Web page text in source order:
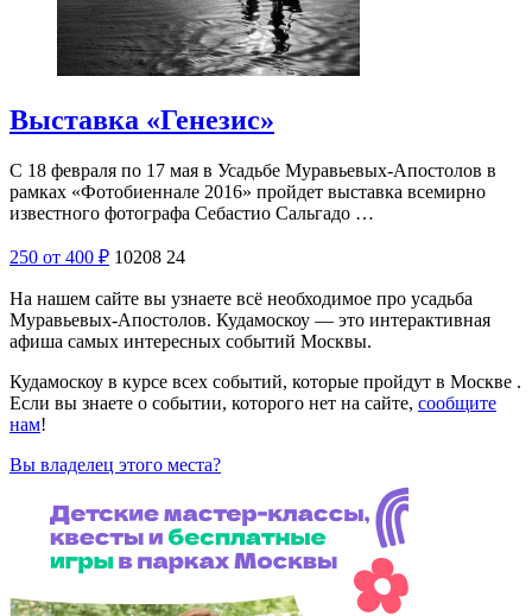
Выставка «Генезис»
С 18 февраля по 17 мая в Усадьбе Муравьевых-Апостолов в
рамках «Фотобиеннале 2016» пройдет выставка всемирно
известного фотографа Себастио Сальгадо …
250 от 400 ₽ 10208 24
На нашем сайте вы узнаете всё необходимое про усадьба
Муравьевых-Апостолов. Кудамоскоу — это интерактивная
афиша самых интересных событий Москвы.
Кудамоскоу в курсе всех событий, которые пройдут в Москве .
Если вы знаете о событии, которого нет на сайте, сообщите
нам!
Вы владелец этого места?